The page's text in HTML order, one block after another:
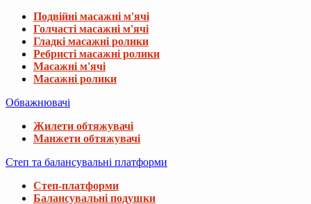
Подвійні масажні м'ячі
Голчасті масажні м'ячі
Гладкі масажні ролики
Ребристі масажні ролики
Масажні м'ячі
Масажні ролики
Обважнювачі
Жилети обтяжувачі
Манжети обтяжувачі
Степ та балансувальні платформи
Степ-платформи
Балансувальні подушки